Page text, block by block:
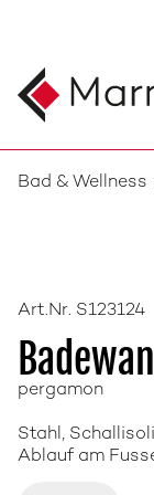
Bad & Wellness
Art.Nr. S123124
pergamon
Stahl,
Ablauf am